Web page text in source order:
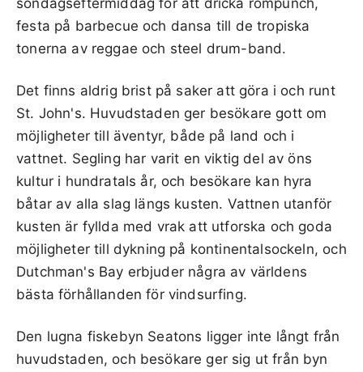
festa på barbecue och dansa till de tropiska
tonerna av reggae och steel drum-band.
Det finns aldrig brist på saker att göra i och runt
St. John's. Huvudstaden ger besökare gott om
möjligheter till äventyr, både på land och i
vattnet. Segling har varit en viktig del av öns
kultur i hundratals år, och besökare kan hyra
båtar av alla slag längs kusten. Vattnen utanför
kusten är fyllda med vrak att utforska och goda
möjligheter till dykning på kontinentalsockeln, och
Dutchman's Bay erbjuder några av världens
bästa förhållanden för vindsurfing.
Den lugna fiskebyn Seatons ligger inte långt från
huvudstaden, och besökare ger sig ut från byn